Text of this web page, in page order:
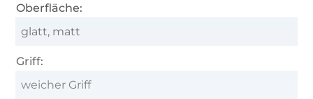
Oberfläche:
glatt, matt
Griff:
weicher Griff